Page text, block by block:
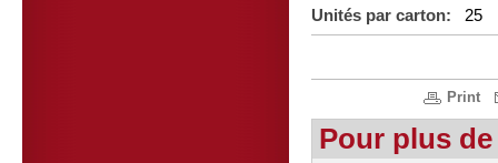
Unités par carton: 25
Print
Pour plus